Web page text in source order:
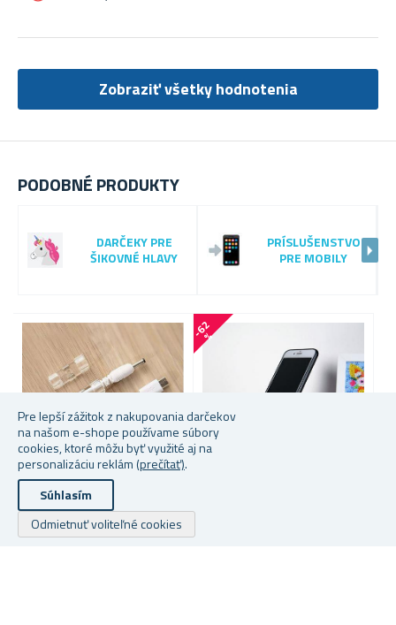
Pre lepší zážitok z nakupovania darčekov
na našom e-shope používame súbory
cookies, ktoré môžu byť využité aj na
personalizáciu reklám (prečítať).
Súhlasím
Odmietnuť voliteľné cookies
PODOBNÉ PRODUKTY
DARČEKY PRE
ŠIKOVNÉ HLAVY
PRÍSLUŠENSTVO
PRE MOBILY
KLIPY NA UCHYTENIE
KÁBLOV 10 KS
-
6
2
%
Zobraziť všetky hodnotenia